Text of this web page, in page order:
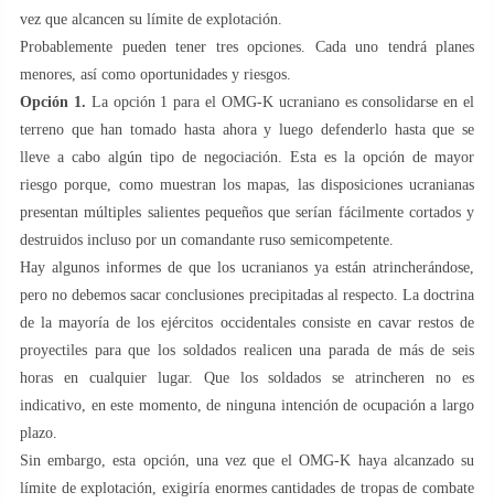
vez que alcancen su límite de explotación.
Probablemente pueden tener tres opciones. Cada uno tendrá planes
menores, así como oportunidades y riesgos.
Opción 1. La opción 1 para el OMG-K ucraniano es consolidarse en el
terreno que han tomado hasta ahora y luego defenderlo hasta que se
lleve a cabo algún tipo de negociación. Esta es la opción de mayor
riesgo porque, como muestran los mapas, las disposiciones ucranianas
presentan múltiples salientes pequeños que serían fácilmente cortados y
destruidos incluso por un comandante ruso semicompetente.
Hay algunos informes de que los ucranianos ya están atrincherándose,
pero no debemos sacar conclusiones precipitadas al respecto. La doctrina
de la mayoría de los ejércitos occidentales consiste en cavar restos de
proyectiles para que los soldados realicen una parada de más de seis
horas en cualquier lugar. Que los soldados se atrincheren no es
indicativo, en este momento, de ninguna intención de ocupación a largo
plazo.
Sin embargo, esta opción, una vez que el OMG-K haya alcanzado su
límite de explotación, exigiría enormes cantidades de tropas de combate